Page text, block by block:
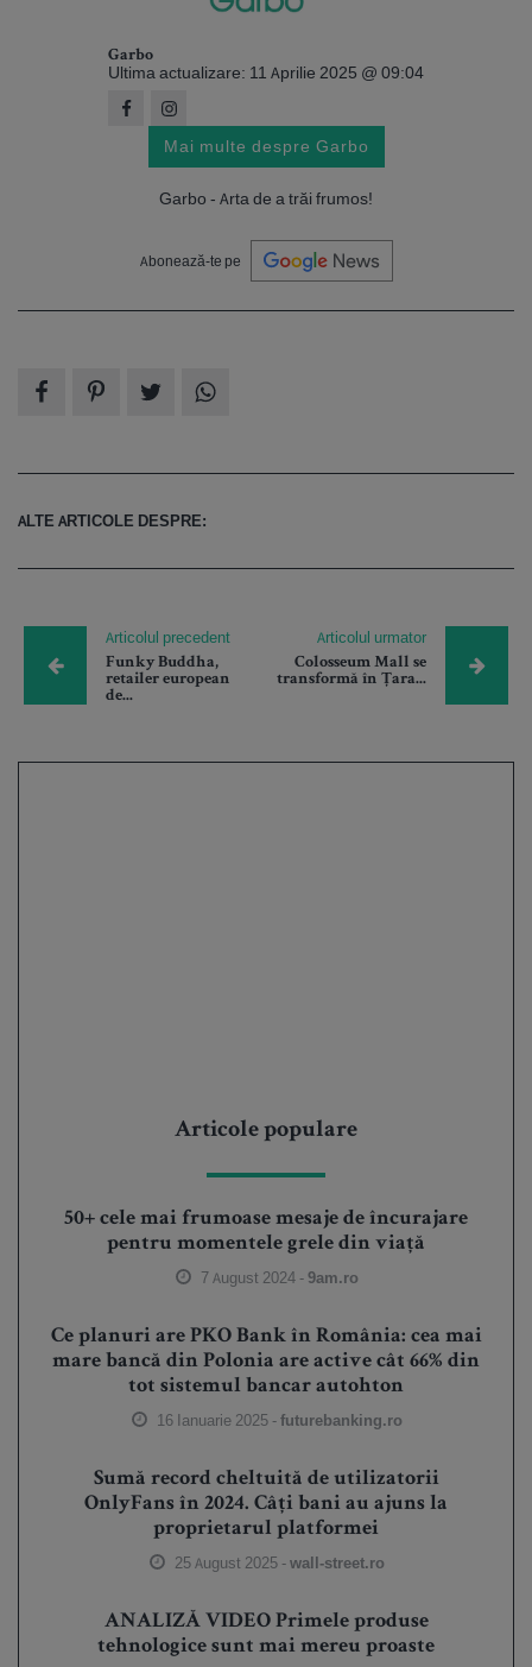
Garbo
Ultima actualizare: 11 Aprilie 2025 @ 09:04
Mai multe despre Garbo
Garbo - Arta de a trăi frumos!
Abonează-te pe
ALTE ARTICOLE DESPRE:
Articolul precedent
Funky Buddha,
retailer european
de...
Articolul urmator
Colosseum Mall se
transformă în Țara...
Articole populare
50+ cele mai frumoase mesaje de încurajare
pentru momentele grele din viață
7 August 2024 -9am.ro
Ce planuri are PKO Bank în România: cea mai
mare bancă din Polonia are active cât 66% din
tot sistemul bancar autohton
16 Ianuarie 2025 -futurebanking.ro
Sumă record cheltuită de utilizatorii
OnlyFans în 2024. Câți bani au ajuns la
proprietarul platformei
25 August 2025 -wall-street.ro
ANALIZĂ VIDEO Primele produse
tehnologice sunt mai mereu proaste